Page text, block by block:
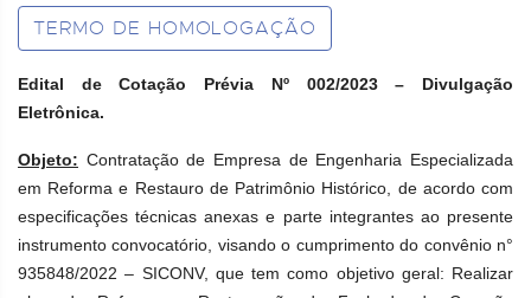
TERMO DE HOMOLOGAÇÃO
Edital de Cotação Prévia Nº 002/2023 – Divulgação
Eletrônica.
Objeto: Contratação de Empresa de Engenharia Especializada
em Reforma e Restauro de Patrimônio Histórico, de acordo com
especificações técnicas anexas e parte integrantes ao presente
instrumento convocatório, visando o cumprimento do convênio n°
935848/2022 – SICONV, que tem como objetivo geral: Realizar